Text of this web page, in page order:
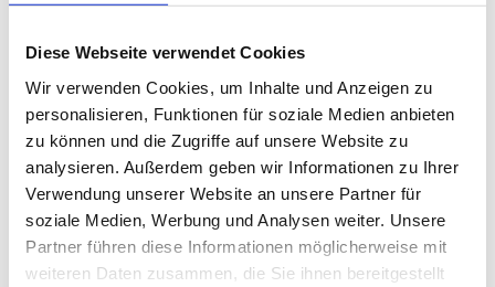
Diese Webseite verwendet Cookies
Wir verwenden Cookies, um Inhalte und Anzeigen zu
personalisieren, Funktionen für soziale Medien anbieten
zu können und die Zugriffe auf unsere Website zu
analysieren. Außerdem geben wir Informationen zu Ihrer
Verwendung unserer Website an unsere Partner für
soziale Medien, Werbung und Analysen weiter. Unsere
Partner führen diese Informationen möglicherweise mit
weiteren Daten zusammen, die Sie ihnen bereitgestellt
KANN EIN INDUSTRIEBAU ZUM STADTHAUS DER GEMEINDE WERDEN?
KANN AUS ALTEM BAUMATERIAL EIN INNOVATIVER ARBEITSRAUM ENTSTEHEN?